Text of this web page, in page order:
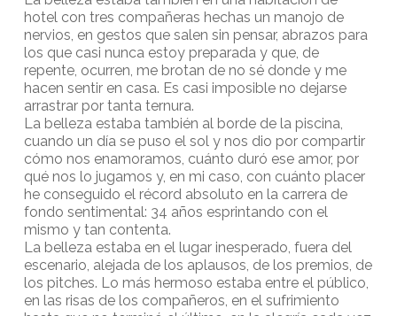
hotel con tres compañeras hechas un manojo de
nervios, en gestos que salen sin pensar, abrazos para
los que casi nunca estoy preparada y que, de
repente, ocurren, me brotan de no sé donde y me
hacen sentir en casa. Es casi imposible no dejarse
arrastrar por tanta ternura.
La belleza estaba también al borde de la piscina,
cuando un día se puso el sol y nos dio por compartir
cómo nos enamoramos, cuánto duró ese amor, por
qué nos lo jugamos y, en mi caso, con cuánto placer
he conseguido el récord absoluto en la carrera de
fondo sentimental: 34 años esprintando con el
mismo y tan contenta.
La belleza estaba en el lugar inesperado, fuera del
escenario, alejada de los aplausos, de los premios, de
los pitches. Lo más hermoso estaba entre el público,
en las risas de los compañeros, en el sufrimiento